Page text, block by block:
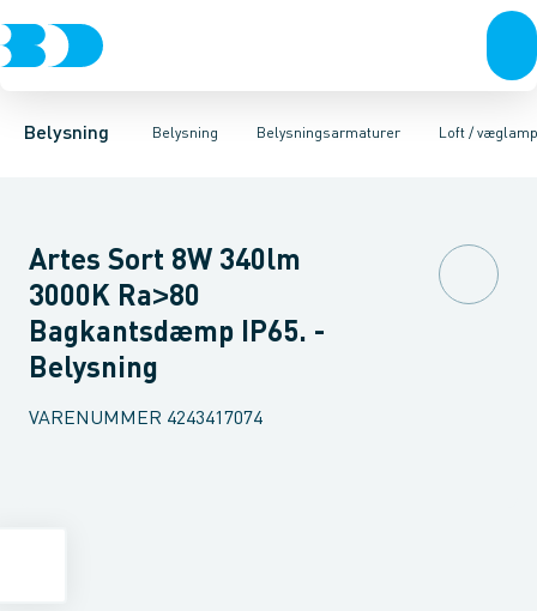
Belysning Belysning
Belysning Belysningsarmaturer
LyskilderBelysningsarmaturerLysstyringTilbehør tilLoft /
PendlerIndustriarmatur og halbelysningArmaturer for vej og
Artes Sort 8W 340lm
3000K Ra˃80
Bagkantsdæmp IP65. -
Belysning
VARENUMMER 4243417074